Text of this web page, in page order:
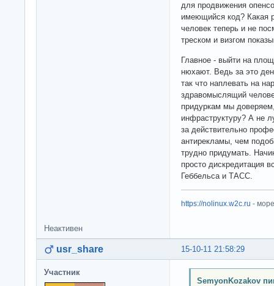
для продвижения
имеющийся код? Какая
человек теперь и не
треском и визгом
Главное - выйти на
нюхают. Ведь за это
так что наплевать на
здравомыслящий
придуркам мы
инфраструктуру? А не
за действительно
антирекламы, чем
трудно придумать.
просто дискредитация
Геббельса и ТАСС.
https://nolinux.w2c.ru -
Неактивен
15-10-11 21:58:29
usr_share
Участник
SemyonKozakov